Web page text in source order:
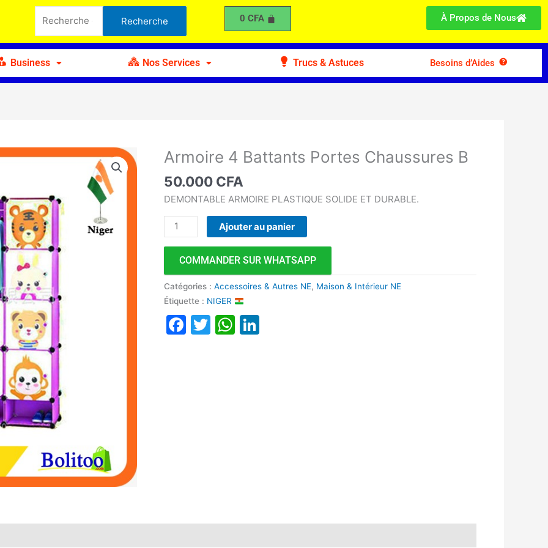
pour :
Recherche 0 CFA À Propos de Nous
Business Nos Services Trucs & Astuces Besoins d’Aides
Armoire 4 Battants Portes Chaussures B
50.000 CFA
DEMONTABLE ARMOIRE PLASTIQUE SOLIDE ET DURABLE.
quantité
Armoire
4
Portes
Ajouter au panier
COMMANDER SUR WHATSAPP
Catégories :Accessoires & Autres NE, Maison & Intérieur NE
Étiquette : NIGER
Facebook
TwitterWhatsApp
Chaussures
B